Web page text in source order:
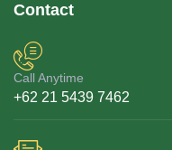
Contact
Call Anytime
+62 21 5439 7462